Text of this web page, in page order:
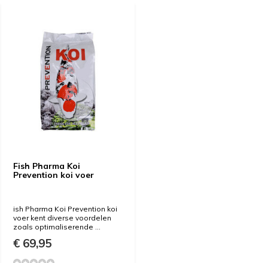
Fish Pharma Koi
Prevention koi voer
ish Pharma Koi Prevention koi
voer kent diverse voordelen
zoals optimaliserende ...
€ 69,95